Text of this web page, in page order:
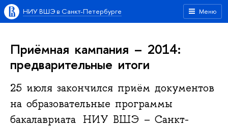
Меню
НИУ ВШЭ в Санкт-Петербурге
Приёмная кампания – 2014:
предварительные итоги
25 июля закончился приём документов
на образовательные программы
бакалавриата НИУ ВШЭ – Санкт-